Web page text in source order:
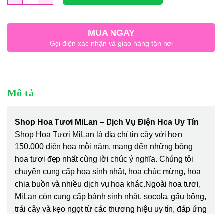
MUA NGAY
Gọi điện xác nhận và giao hàng tận nơi
Mô tả
Shop Hoa Tươi MiLan – Dịch Vụ Điện Hoa Uy Tín
Shop Hoa Tươi MiLan là địa chỉ tin cậy với hơn
150.000 điện hoa mỗi năm, mang đến những bông
hoa tươi đẹp nhất cùng lời chúc ý nghĩa. Chúng tôi
chuyên cung cấp hoa sinh nhật, hoa chúc mừng, hoa
chia buồn và nhiều dịch vụ hoa khác.Ngoài hoa tươi,
MiLan còn cung cấp bánh sinh nhật, socola, gấu bông,
trái cây và kẹo ngọt từ các thương hiệu uy tín, đáp ứng